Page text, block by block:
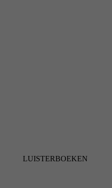
LUISTERBOEKEN